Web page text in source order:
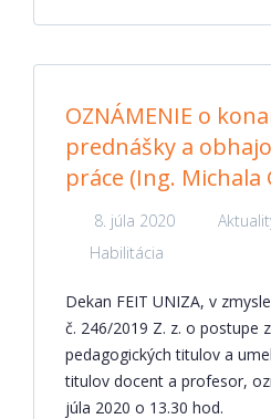
OZNÁMENIE o
prednášky a
práce (Ing. Michala
8. júla 2020
Habilitácia
Dekan FEIT UNIZA, v
č. 246/2019 Z. z. o postupe
pedagogických titulov a
titulov docent a profesor,
júla 2020 o 13.30 hod.